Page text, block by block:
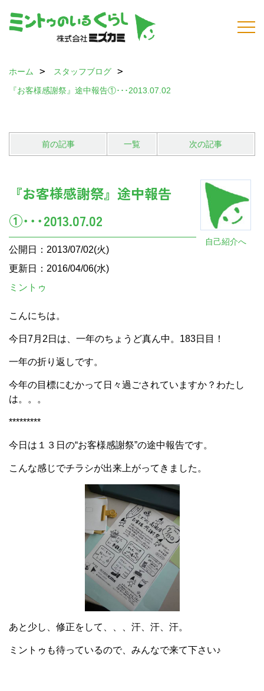
ホーム
スタッフブログ
『お客様感謝祭』途中報告①･･･2013.07.02
前の記事 一覧 次の記事
自己紹介へ
『お客様感謝祭』途中報告
①･･･2013.07.02
公開日：2013/07/02(火)
更新日：2016/04/06(水)
ミントゥ
こんにちは。
今日7月2日は、一年のちょうど真ん中。183日目！
一年の折り返しです。
今年の目標にむかって日々過ごされていますか？わたし
は。。。
*********
今日は１３日の“お客様感謝祭”の途中報告です。
こんな感じでチラシが出来上がってきました。
あと少し、修正をして、、、汗、汗、汗。
ミントゥも待っているので、みんなで来て下さい♪